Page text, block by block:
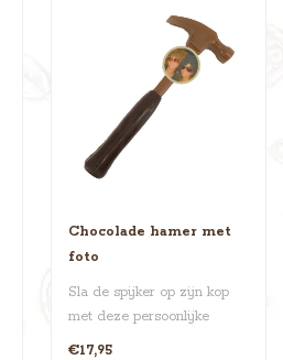
Chocolade hamer met
foto
Sla de spijker op zijn kop
met deze persoonlijke
€17,95